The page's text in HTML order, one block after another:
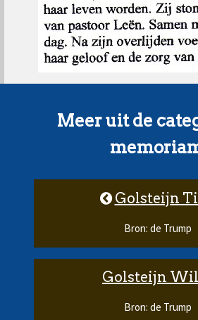
Meer uit de
Golsteijn
Bron: de Trump
Golsteijn Wil
Bron: de Trump